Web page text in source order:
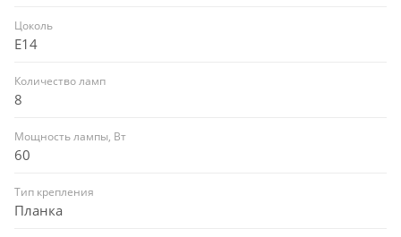
Цоколь
E14
Количество ламп
8
Мощность лампы, Вт
60
Тип крепления
Планка